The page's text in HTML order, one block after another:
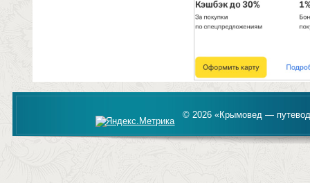
© 2026 «Крымовед —